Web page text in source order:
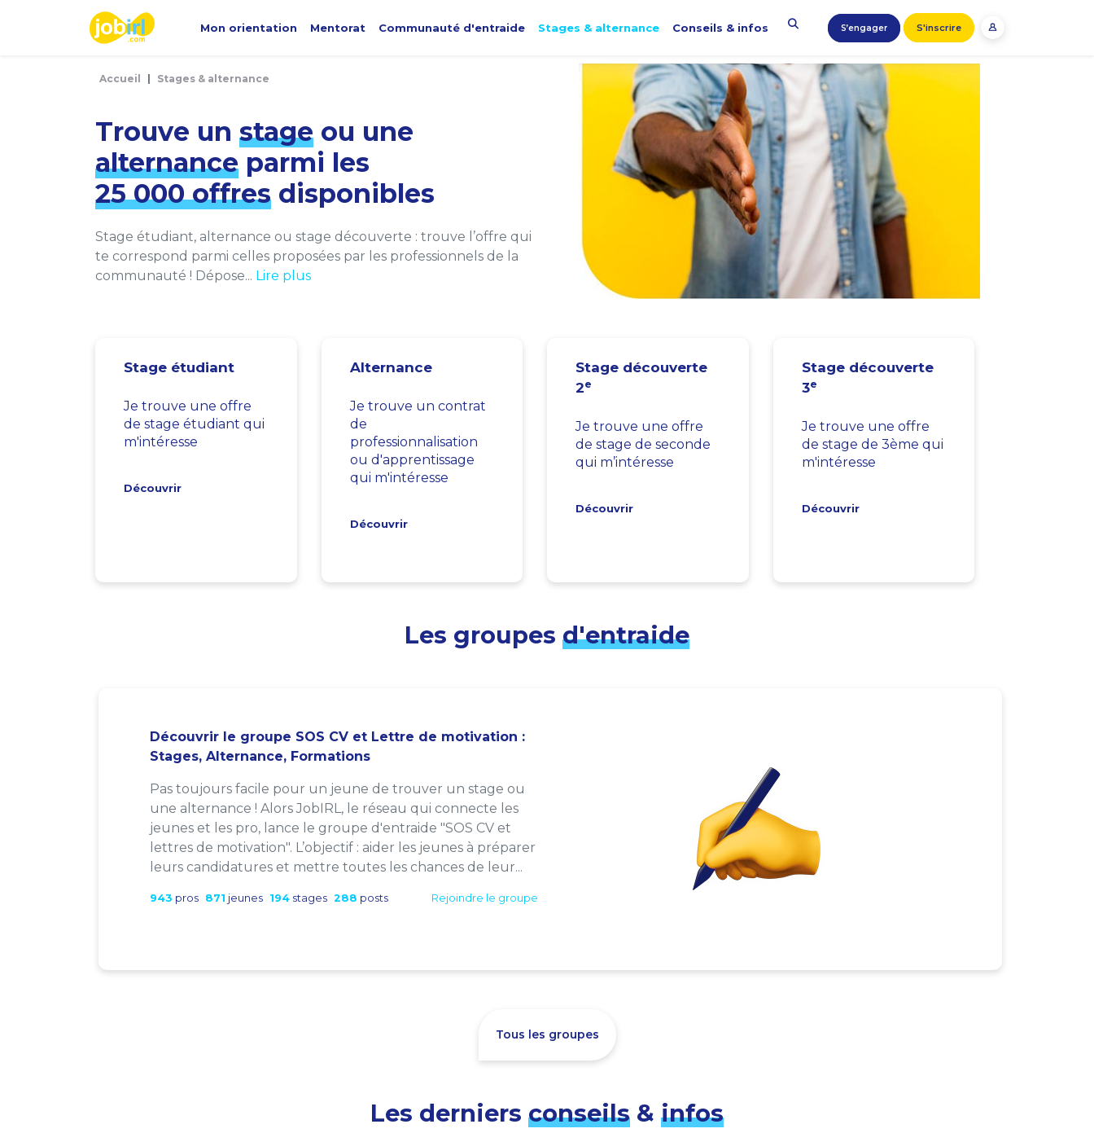
Mon orientation Mentorat Communauté d'entraide Stages & alternance Conseils & infos S’engager S'inscrire
Accueil Stages & alternance
Trouve un stage ou une
alternance parmi les
25 000 offres disponibles
Stage étudiant, alternance ou stage découverte : trouve l’offre qui
te correspond parmi celles proposées par les professionnels de la
communauté ! Dépose... Lire plus
Stage étudiant
Je trouve une offre
de stage étudiant qui
m'intéresse
Découvrir
Alternance
Je trouve un contrat
de
professionnalisation
ou d'apprentissage
qui m'intéresse
Découvrir
Stage découverte
2e
Je trouve une offre
de stage de seconde
qui m’intéresse
Découvrir
Stage découverte
3e
Je trouve une offre
de stage de 3ème qui
m'intéresse
Découvrir
Les groupes d'entraide
Découvrir le groupe SOS CV et Lettre de motivation :
Stages, Alternance, Formations
Pas toujours facile pour un jeune de trouver un stage ou
une alternance ! Alors JobIRL, le réseau qui connecte les
jeunes et les pro, lance le groupe d'entraide "SOS CV et
lettres de motivation". L’objectif : aider les jeunes à préparer
leurs candidatures et mettre toutes les chances de leur...
943 pros 871 jeunes 194 stages 288 posts Rejoindre le groupe
Tous les groupes
Les derniers conseils & infos
Panneau de gestion des cookies